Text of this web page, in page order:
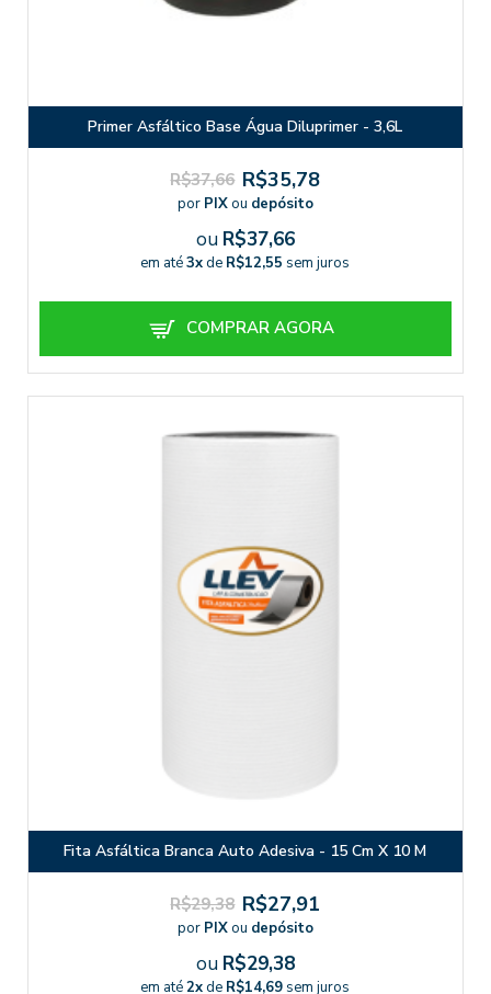
Primer Asfáltico Base Água Diluprimer - 3,6L
R$37,66 R$35,78
por PIXou depósito
ou R$37,66
em até3xde R$12,55 sem juros
COMPRAR AGORA
Fita Asfáltica Branca Auto Adesiva - 15 Cm X 10 M
R$29,38 R$27,91
por PIXou depósito
ou R$29,38
em até2xde R$14,69 sem juros